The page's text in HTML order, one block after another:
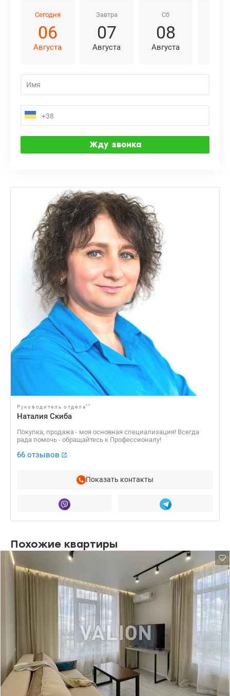
Сегодня
06
Августа
Завтра
07
Августа
Сб
08
Августа
Руководитель отдела**
Наталия Скиба
Покупка, продажа - моя основная специализация! Всегда
рада помочь - обращайтесь к Профессионалу!
66 отзывов
Показать контакты
Похожие квартиры